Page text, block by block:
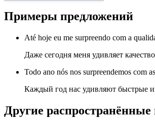
Примеры предложений
Até hoje eu me surpreendo com a
Даже сегодня меня удивляет
Todo ano nós nos surpreendemos com
Каждый год нас удивляют быстрые
Другие распространённые